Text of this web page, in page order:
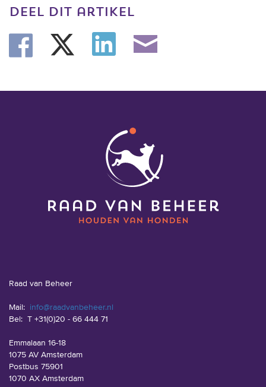
Contact & support
Vacatures
deel dit artikel
Raad van Beheer
Mail: info@raadvanbeheer.nl
Bel: T +31(0)20 - 66 444 71
Emmalaan 16-18
1075 AV Amsterdam
Postbus 75901
1070 AX Amsterdam